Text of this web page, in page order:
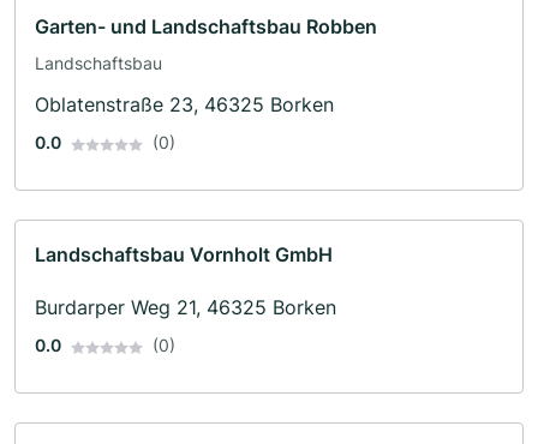
Garten- und Landschaftsbau Robben
Landschaftsbau
Oblatenstraße 23, 46325 Borken
0.0 (0)
Landschaftsbau Vornholt GmbH
Burdarper Weg 21, 46325 Borken
0.0 (0)